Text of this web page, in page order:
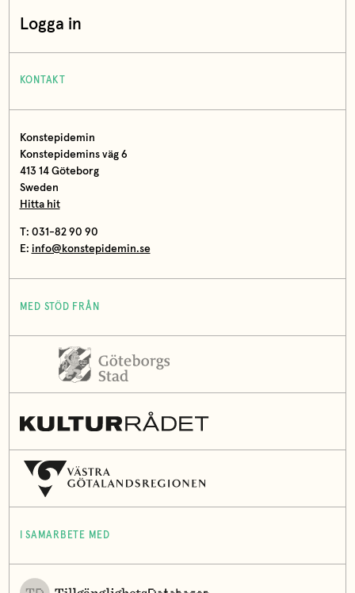
Logga in
KONTAKT
Konstepidemin
Konstepidemins väg 6
413 14 Göteborg
Sweden
Hitta hit
T: 031-82 90 90
E: info@konstepidemin.se
MED STÖD FRÅN
I SAMARBETE MED